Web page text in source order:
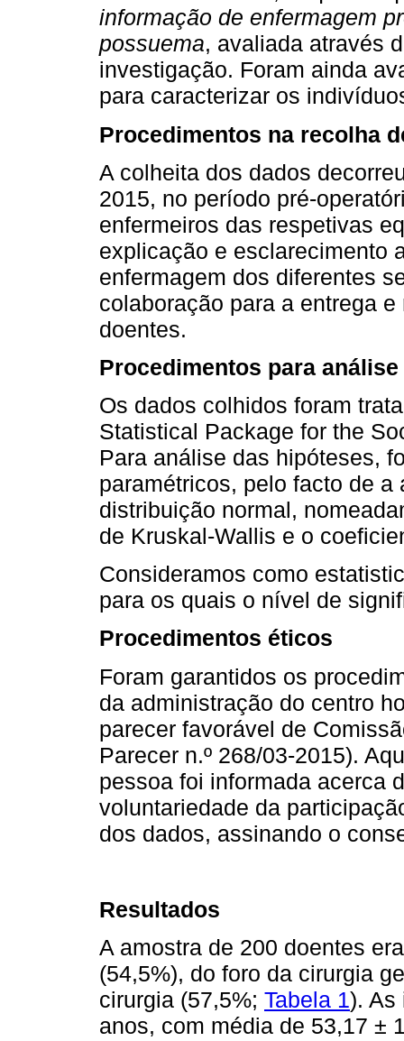
informação de enfermagem
possuema, avaliada através
investigação. Foram ainda
para caracterizar os
Procedimentos na recolha
A colheita dos dados
2015, no período pré-
enfermeiros das respetivas
explicação e esclarecimento
enfermagem dos diferentes
colaboração para a entrega
doentes.
Procedimentos para
Os dados colhidos foram
Statistical Package for the
Para análise das hipóteses,
paramétricos, pelo facto de
distribuição normal,
de Kruskal-Wallis e o
Consideramos como
para os quais o nível de
Procedimentos éticos
Foram garantidos os
da administração do centro
parecer favorável de
Parecer n.º 268/03-2015).
pessoa foi informada acerca
voluntariedade da
dos dados, assinando o
Resultados
A amostra de 200 doentes
(54,5%), do foro da cirurgia
cirurgia (57,5%; Tabela 1). As
anos, com média de 53,17 ±